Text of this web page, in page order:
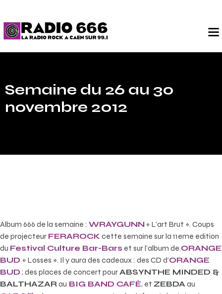
Semaine du 26 au 30
novembre 2012
Album 666 de la semaine : WRAYGUNN « L’art Brut ». Coups
de projecteur FERAROCK cette semaine sur la 11eme edition
du Festival Culture Bar-Bars et sur l’album de ORANGE
BUD « Losses ». Il y aura des cadeaux : des CD d’ORANGE
BUD ; des places de concert pourABSYNTHE MINDED &
BALTHAZAR au BIG BAND CAFÉ, et ZEBDAau